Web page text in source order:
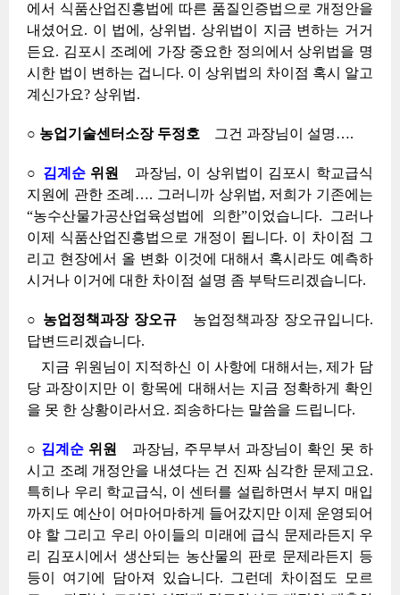
에서 식품산업진흥법에 따른 품질인증법으로 개정안을
내셨어요. 이 법에, 상위법. 상위법이 지금 변하는 거거
든요. 김포시 조례에 가장 중요한 정의에서 상위법을 명
시한 법이 변하는 겁니다. 이 상위법의 차이점 혹시 알고
계신가요? 상위법.
○ 농업기술센터소장 두정호 그건 과장님이 설명….
○ 김계순위원
과장님, 이 상위법이 김포시 학교급식
지원에 관한 조례…. 그러니까 상위법, 저희가 기존에는
“농수산물가공산업육성법에 의한”이었습니다. 그러나
이제 식품산업진흥법으로 개정이 됩니다. 이 차이점 그
리고 현장에서 올 변화 이것에 대해서 혹시라도 예측하
시거나 이거에 대한 차이점 설명 좀 부탁드리겠습니다.
○ 농업정책과장 장오규
농업정책과장 장오규입니다.
답변드리겠습니다.
지금 위원님이 지적하신 이 사항에 대해서는, 제가 담
당 과장이지만 이 항목에 대해서는 지금 정확하게 확인
을 못 한 상황이라서요. 죄송하다는 말씀을 드립니다.
○ 김계순 위원
과장님, 주무부서 과장님이 확인 못 하
시고 조례 개정안을 내셨다는 건 진짜 심각한 문제고요.
특히나 우리 학교급식, 이 센터를 설립하면서 부지 매입
까지도 예산이 어마어마하게 들어갔지만 이제 운영되어
야 할 그리고 우리 아이들의 미래에 급식 문제라든지 우
리 김포시에서 생산되는 농산물의 판로 문제라든지 등
등이 여기에 담아져 있습니다. 그런데 차이점도 모르